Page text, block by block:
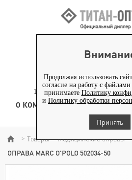
Продолжая использовать
согласие на работу с
принимаете Политику
и Политику обработки
Принять
+7 (495)
117186, г. Москва,
О КОМПАНИИ ТОВАРЫ
КОНТЕНТ
> Товары > Медицинские оправы >
ОПРАВА MARC O'POLO 502034-50